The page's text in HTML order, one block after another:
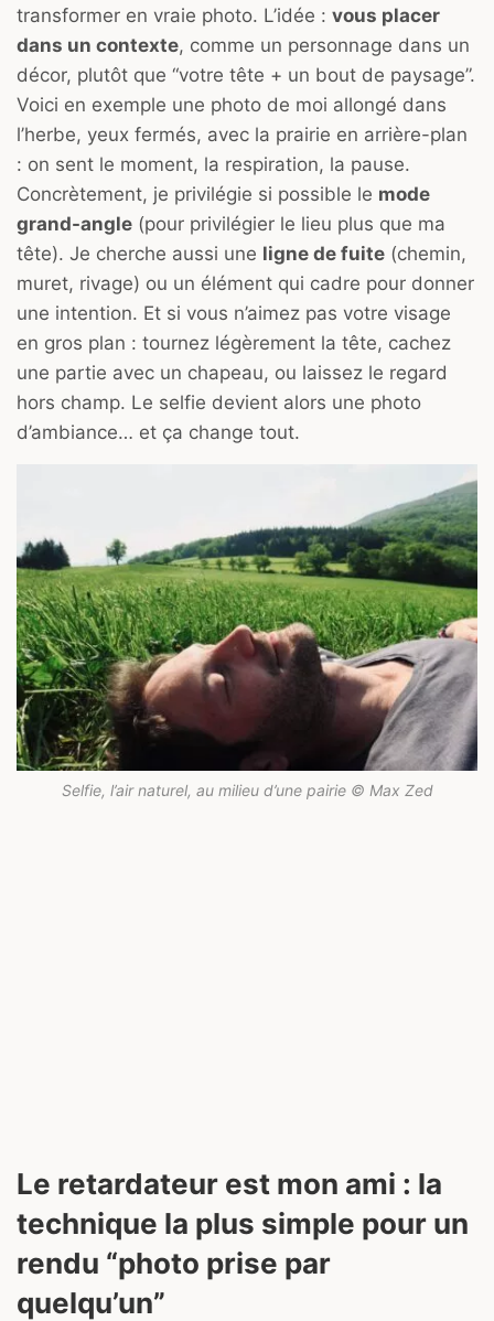
transformer en vraie photo. L’idée : vous placer
dans un contexte, comme un personnage dans un
décor, plutôt que “votre tête + un bout de paysage”.
Voici en exemple une photo de moi allongé dans
l’herbe, yeux fermés, avec la prairie en arrière-plan
: on sent le moment, la respiration, la pause.
Concrètement, je privilégie si possible le mode
grand-angle (pour privilégier le lieu plus que ma
tête). Je cherche aussi une ligne de fuite (chemin,
muret, rivage) ou un élément qui cadre pour donner
une intention. Et si vous n’aimez pas votre visage
en gros plan : tournez légèrement la tête, cachez
une partie avec un chapeau, ou laissez le regard
hors champ. Le selfie devient alors une photo
d’ambiance… et ça change tout.
Selfie, l’air naturel, au milieu d’une pairie © Max Zed
Le retardateur est mon ami : la
technique la plus simple pour un
rendu “photo prise par
quelqu’un”